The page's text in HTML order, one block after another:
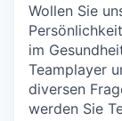
Wollen Sie
im
Teamplayer
diversen
werden Sie